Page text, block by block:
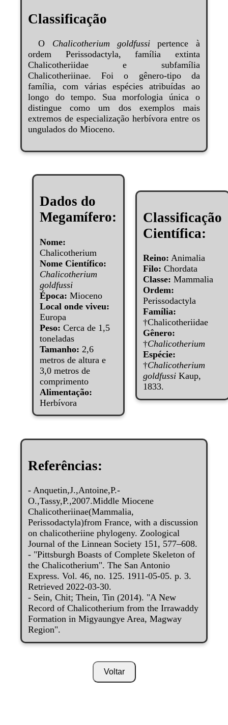
Classificação
O Chalicotherium goldfussi pertence à
ordem Perissodactyla, família extinta
Chalicotheriidae e subfamília
Chalicotheriinae. Foi o gênero-tipo da
família, com várias espécies atribuídas ao
longo do tempo. Sua morfologia única o
distingue como um dos exemplos mais
extremos de especialização herbívora entre os
ungulados do Mioceno.
Dados do
Megamífero:
Nome:
Chalicotherium
Nome Científico:
Chalicotherium
goldfussi
Época: Mioceno
Local onde viveu:
Europa
Peso: Cerca de 1,5
toneladas
Tamanho: 2,6
metros de altura e
3,0 metros de
comprimento
Alimentação:
Herbívora
Classificação
Científica:
Reino: Animalia
Filo: Chordata
Classe: Mammalia
Ordem:
Perissodactyla
Família:
†Chalicotheriidae
Gênero:
†Chalicotherium
Espécie:
†Chalicotherium
goldfussi Kaup,
1833.
Referências:
- Anquetin,J.,Antoine,P.-
O.,Tassy,P.,2007.Middle Miocene
Chalicotheriinae(Mammalia,
Perissodactyla)from France, with a discussion
on chalicotheriine phylogeny. Zoological
Journal of the Linnean Society 151, 577–608.
- "Pittsburgh Boasts of Complete Skeleton of
the Chalicotherium". The San Antonio
Express. Vol. 46, no. 125. 1911-05-05. p. 3.
Retrieved 2022-03-30.
- Sein, Chit; Thein, Tin (2014). "A New
Record of Chalicotherium from the Irrawaddy
Formation in Migyaungye Area, Magway
Region".
Voltar